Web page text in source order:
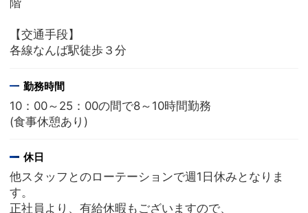
階
【交通手段】
各線なんば駅徒歩３分
勤務時間
10：00～25：00の間で8～10時間勤務
(食事休憩あり)
休日
他スタッフとのローテーションで週1日休みとなりま
す。
正社員より、有給休暇もございますので、